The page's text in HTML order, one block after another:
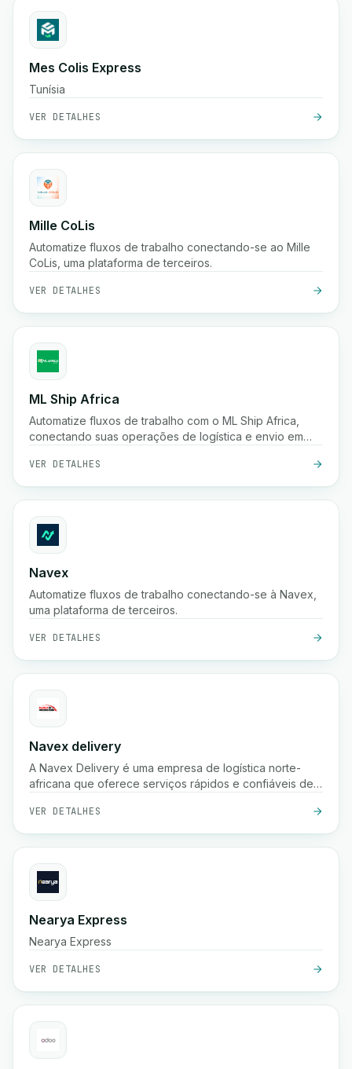
Mes Colis Express
Tunísia
VER DETALHES
Mille CoLis
Automatize fluxos de trabalho conectando-se ao Mille
CoLis, uma plataforma de terceiros.
VER DETALHES
ML Ship Africa
Automatize fluxos de trabalho com o ML Ship Africa,
conectando suas operações de logística e envio em
VER DETALHES
Navex
Automatize fluxos de trabalho conectando-se à Navex,
uma plataforma de terceiros.
VER DETALHES
Navex delivery
A Navex Delivery é uma empresa de logística norte-
africana que oferece serviços rápidos e confiáveis de
nacional e rastreamento em tempo real para e-
commerce e empresas.
VER DETALHES
Nearya Express
Nearya Express
VER DETALHES